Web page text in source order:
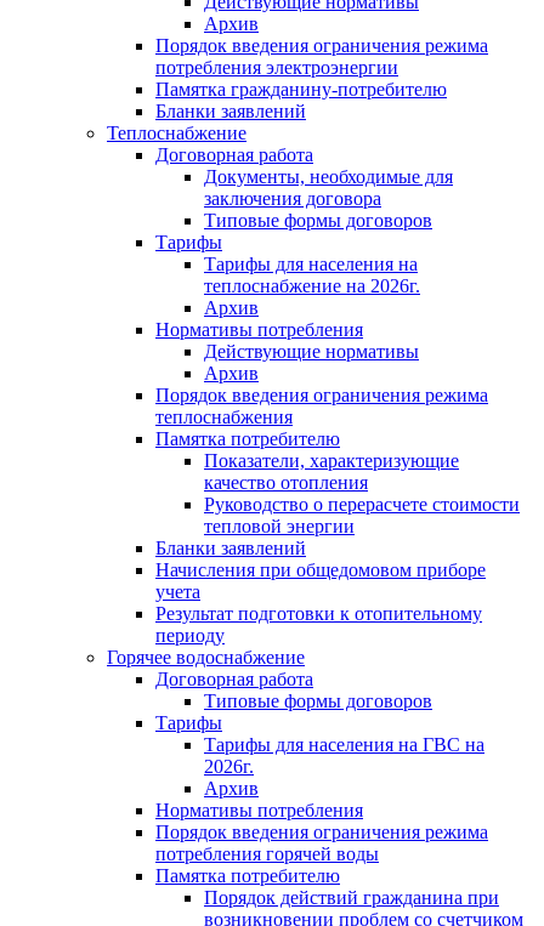
Архив
Порядок введения ограничения режима
потребления электроэнергии
Памятка гражданину-потребителю
Бланки заявлений
Теплоснабжение
Договорная работа
Документы, необходимые для
заключения договора
Типовые формы договоров
Тарифы
Тарифы для населения на
теплоснабжение на 2026г.
Архив
Нормативы потребления
Действующие нормативы
Архив
Порядок введения ограничения режима
теплоснабжения
Памятка потребителю
Показатели, характеризующие
качество отопления
Руководство о перерасчете стоимости
тепловой энергии
Бланки заявлений
Начисления при общедомовом приборе
учета
Результат подготовки к отопительному
периоду
Горячее водоснабжение
Договорная работа
Типовые формы договоров
Тарифы
Тарифы для населения на ГВС на
2026г.
Архив
Нормативы потребления
Порядок введения ограничения режима
потребления горячей воды
Памятка потребителю
Порядок действий гражданина при
возникновении проблем со счетчиком